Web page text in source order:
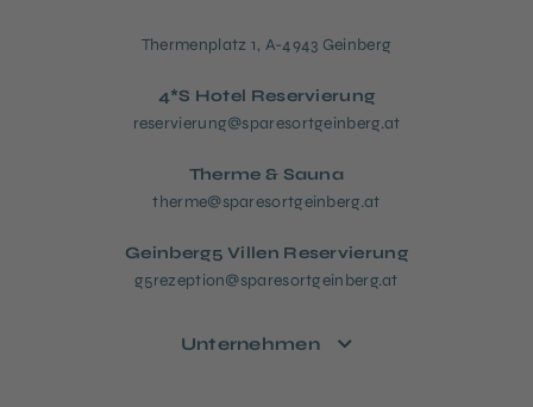
Thermenplatz 1, A-4943 Geinberg
4*S Hotel Reservierung
reservierung@sparesortgeinberg.at
Therme & Sauna
therme@sparesortgeinberg.at
Geinberg5 Villen Reservierung
g5rezeption@sparesortgeinberg.at
Unternehmen